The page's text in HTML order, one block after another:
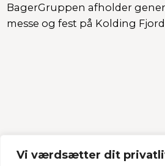
Vi værdsætter dit
BagerGruppen afholder
messe og fest på Kolding